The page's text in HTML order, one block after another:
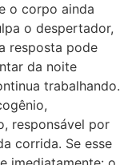
o corpo ainda
o despertador,
resposta pode
da noite
trabalhando.
responsável por
corrida. Se esse